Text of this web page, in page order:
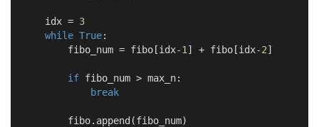
    idx =
3
while True:
        fibo_num = fibo[idx
-1 ] + fibo[idx-2]
if fibo_num > max_n:
break
        fibo.append(fibo_num)